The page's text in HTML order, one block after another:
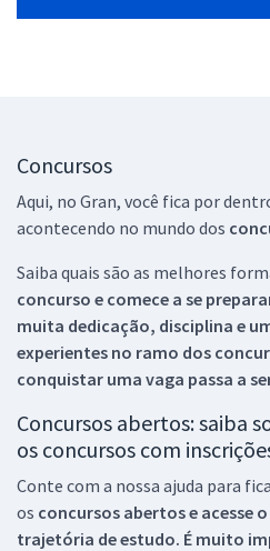
Concursos
Aqui, no Gran, você fica por
acontecendo no mundo dos
Saiba quais são as melhores
concurso e comece a se
muita dedicação, disciplina e
experientes no ramo dos
conquistar uma vaga passa a
Concursos abertos: saiba
os concursos com
Conte com a nossa ajuda para
os concursos abertos e acesse
trajetória de estudo. É muito